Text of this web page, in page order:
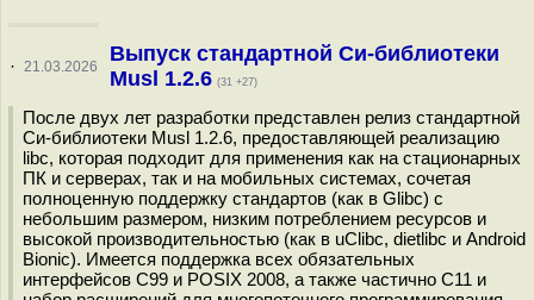
· 21.03.2026
Выпуск стандартной Си-библиотеки
Musl 1.2.6 (31 +27)
После двух лет разработки представлен релиз стандартной
Си-библиотеки Musl 1.2.6, предоставляющей реализацию
libc, которая подходит для применения как на стационарных
ПК и серверах, так и на мобильных системах, сочетая
полноценную поддержку стандартов (как в Glibc) с
небольшим размером, низким потреблением ресурсов и
высокой производительностью (как в uClibc, dietlibc и Android
Bionic). Имеется поддержка всех обязательных
интерфейсов C99 и POSIX 2008, а также частично C11 и